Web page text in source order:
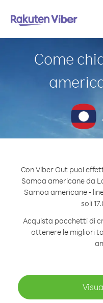
Come
Con Viber Out puoi
Samoa americane da
Samoa americane -
soli
Acquista pacchetti di
ottenere le migliori